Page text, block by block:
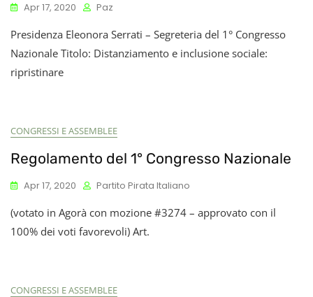
Apr 17, 2020 Paz
Presidenza Eleonora Serrati – Segreteria del 1° Congresso
Nazionale Titolo: Distanziamento e inclusione sociale:
ripristinare
CONGRESSI E ASSEMBLEE
Regolamento del 1° Congresso Nazionale
Apr 17, 2020 Partito Pirata Italiano
(votato in Agorà con mozione #3274 – approvato con il
100% dei voti favorevoli) Art.
CONGRESSI E ASSEMBLEE